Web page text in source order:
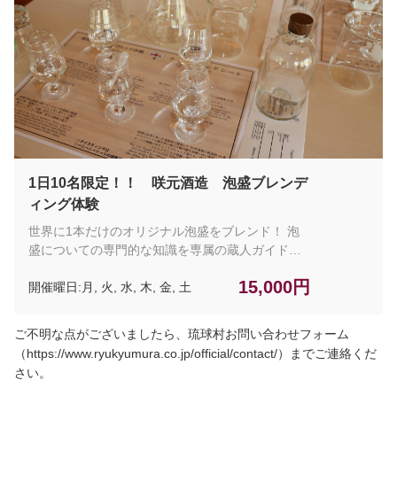
す。 当プランでは、古民家での泡盛ペアリングを
メインに、琉球村の散策と咲元酒造工場内の見学
をセットにしたガイド付きのプレミアムツアーを
提供致します。 泡盛をはじめとした琉球文化にゆ
っくりと耳をかたむけながら、厳選されたお食事
メニューと泡盛とのペアリングをお楽しみくださ
い。 【ツアー詳細】 ※ガイドツアーご参加の皆
様は、琉球村「入園窓口」に13時25分迄にお集ま
り下さい。 所要時間：約120分 開催時間：13：
30〜15：30 ※月曜日〜土曜日まで/1日1回開催古
き良き沖縄を感じながら、歴史ある琉球泡盛の魅
力を満喫！ 咲元酒造は、明治35年創業の老舗泡盛
メーカー。 那覇市首里で「佐久本酒造場」として
泡盛事業を開始。2020年夏に琉球村敷地内へ工場
が同行、古民家にて泡盛とおつまみの ペアリン
車を運転されない方のみとなります。
1日10名限定！！ 咲元酒造 泡盛ブレンデ
ィング体験
世界に1本だけのオリジナル泡盛をブレンド！ 泡
盛についての専門的な知識を専属の蔵人ガイドに
られる、日本最古の蒸留酒です。泡盛は長期熟成
ス）へと育っていきます。咲元酒造は創業１２０
年以上の歴史があり、県内老舗ならではのこだわ
りの味を皆様に楽しんでいただきたいと思いま
開催曜日:月, 火, 水, 木, 金, 土 15,000円
ご不明な点がございましたら、琉球村お問い合わせフォーム
（https://www.ryukyumura.co.jp/official/contact/）までご連絡くだ
さい。